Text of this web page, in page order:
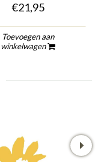
€21,95
Toevoegen aan
winkelwagen